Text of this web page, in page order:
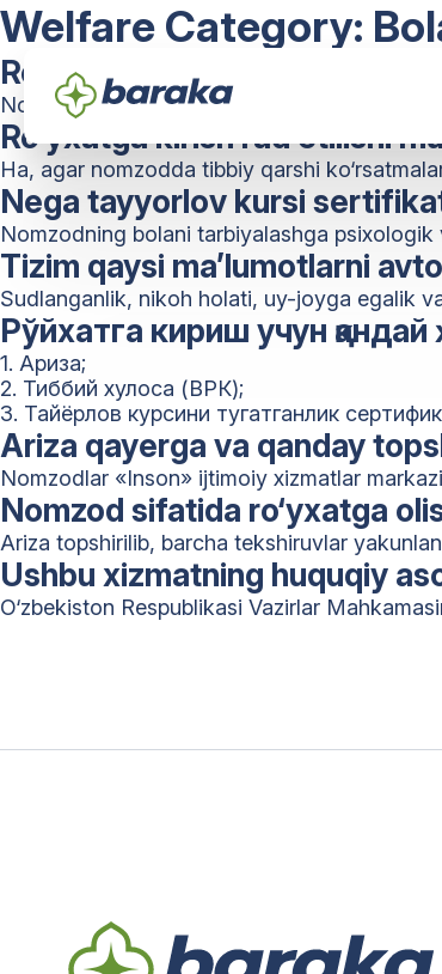
Welfare Category:
Ro‘yxatga kirgandan keyin
Nomzodga «Ijtimoiy himoya» AT orqali
Ro‘yxatga kirish rad etilishi
Ha, agar nomzodda tibbiy qarshi
Nega tayyorlov kursi
Nomzodning bolani tarbiyalashga
Tizim qaysi ma’lumotlarni
Sudlanganlik, nikoh holati, uy-joyga egalik
Рўйхатга кириш учун
1. Ариза;
2. Тиббий хулоса (ВРК);
3. Тайёрлов курсини тугатганлик
Ariza qayerga va qanday
Nomzodlar «Inson» ijtimoiy xizmatlar
Nomzod sifatida ro‘yxatga
Ariza topshirilib, barcha tekshiruvlar
Ushbu xizmatning huquqiy
O‘zbekiston Respublikasi Vazirlar